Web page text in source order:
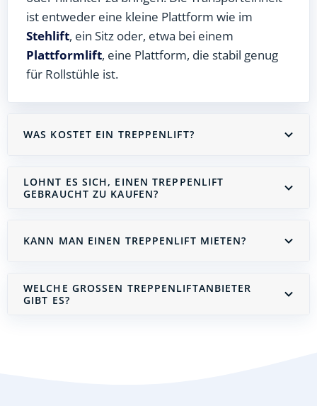
ist entweder eine kleine Plattform wie im
Stehlift, ein Sitz oder, etwa bei einem
Plattformlift, eine Plattform, die stabil genug
für Rollstühle ist.
WAS KOSTET EIN TREPPENLIFT?
LOHNT ES SICH, EINEN TREPPENLIFT
GEBRAUCHT ZU KAUFEN?
KANN MAN EINEN TREPPENLIFT MIETEN?
WELCHE GROSSEN TREPPENLIFTANBIETER G
IBT ES?